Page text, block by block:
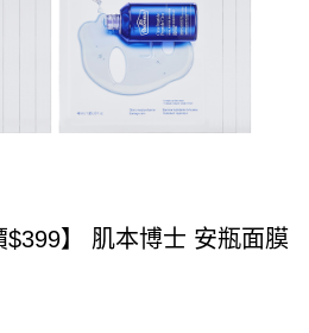
$399】 肌本博士 安瓶面膜